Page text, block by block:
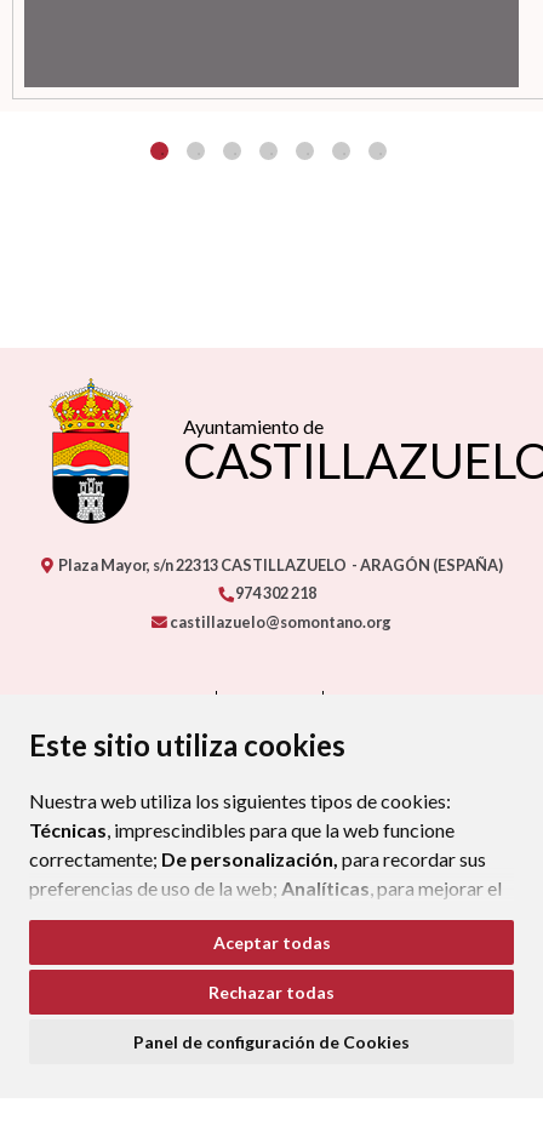
Este sitio utiliza cookies
Nuestra web utiliza los siguientes tipos de cookies:
Técnicas, imprescindibles para que la web funcione
correctamente; De personalización, para recordar sus
preferencias de uso de la web; Analíticas, para mejorar el
funcionamiento de la web y sus servicios.
Si acepta pulsando el botón“Aceptar todas”
consideramos que acepta su uso. Si pulsa el botón
ninguna acción, se guardarán las cookies técnicas
Aceptar todas
Rechazar todas
Panel de configuración de Cookies
Ayuntamiento de
Plaza Mayor, s/n22313 CASTILLAZUELO - ARAGÓN (ESPAÑA)
974 302 218
castillazuelo@somontano.org
PROTECCIÓN DE DATOS
POLÍTICA DE COOKIES